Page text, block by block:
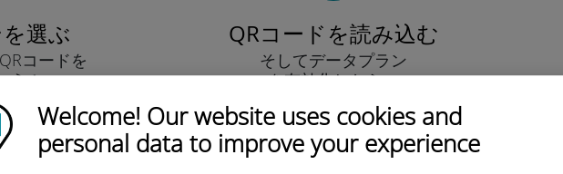
Welcome! Our website uses cookies and
personal data to improve your experience
選ぶ
コードを
う！
QRコードを読み込む
そしてデータプラン
を有効化したら、
しょう シンプル！